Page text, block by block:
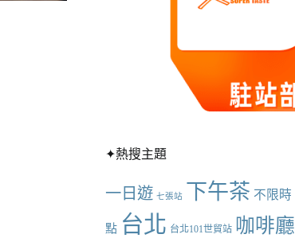
✦熱搜主題
一日遊 七張站 下午茶 不限時
點 台北 台北101世貿站 咖啡廳